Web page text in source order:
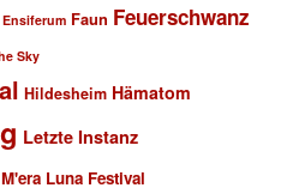
Ensiferum Faun Feuerschwanz
Sky
Hildesheim Hämatom
Letzte Instanz
M'era Luna Festival